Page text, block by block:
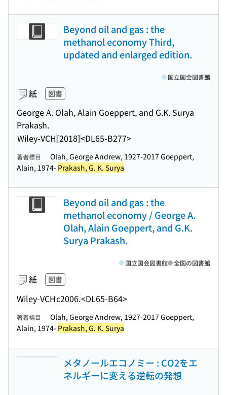
Beyond oil and gas : the
methanol economy Third,
updated and enlarged edition.
紙 図書
George A. Olah, Alain Goeppert, and G.K. Surya
Prakash.
Wiley-VCH[2018]<DL65-B277>
国立国会図書館
著者標目
Olah, George Andrew, 1927-2017 Goeppert,
Alain, 1974- Prakash, G. K. Surya
Beyond oil and gas : the
methanol economy / George A.
Olah, Alain Goeppert, and G.K.
Surya Prakash.
紙 図書
Wiley-VCHc2006.<DL65-B64>
国立国会図書館 全国の図書館
著者標目
Olah, George Andrew, 1927-2017 Goeppert,
Alain, 1974- Prakash, G. K. Surya
メタノールエコノミー : CO2をエ
ネルギーに変える逆転の発想